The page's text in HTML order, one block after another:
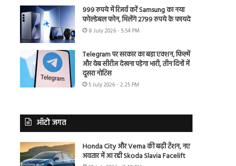
999 रुपये में रिजर्व करें Samsung का नया
फोल्डेबल फोन, मिलेंगे 2799 रुपये के फायदे
8 July 2026 - 5:54 PM
Telegram पर सरकार का बड़ा एक्शन, फिल्में
और वेब सीरीज देखना पड़ेगा भारी, तीन दिनों में
दूसरा नोटिस
5 July 2026 - 2:25 PM
ऑटो जगत
Honda City और Verna की बढ़ी टेंशन, नए
अवतार में आ रही Skoda Slavia Facelift